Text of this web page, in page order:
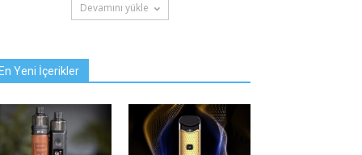
Devamını yükle
Yeni İçerikler